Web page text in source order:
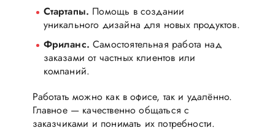
Стартапы. Помощь в создании
уникального дизайна для новых продуктов.
Фриланс. Самостоятельная работа над
заказами от частных клиентов или
компаний.
Работать можно как в офисе, так и удалённо.
Главное — качественно общаться с
заказчиками и понимать их потребности.